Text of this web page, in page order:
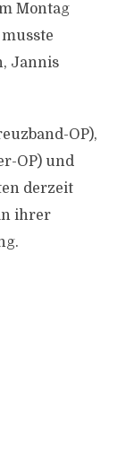
Montag
Jannis
OP),
OP) und
derzeit
ihrer